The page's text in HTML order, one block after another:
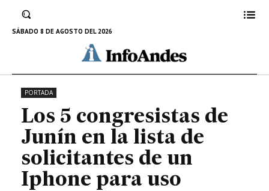
SÁBADO 8 DE AGOSTO DEL 2026
lista de solicitantes de un Iphone
para uso personal
22 DE FEBRERO DE 2023
PORTADA
Los 5 congresistas de
Junín en la lista de
solicitantes de un
Iphone para uso